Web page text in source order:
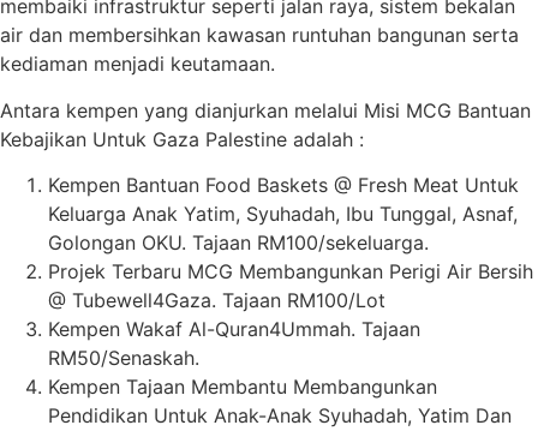
membaiki infrastruktur seperti jalan raya, sistem bekalan
air dan membersihkan kawasan runtuhan bangunan serta
kediaman menjadi keutamaan.
Antara kempen yang dianjurkan melalui Misi MCG Bantuan
Kebajikan Untuk Gaza Palestine adalah :
Kempen Bantuan Food Baskets @ Fresh Meat Untuk
Keluarga Anak Yatim, Syuhadah, Ibu Tunggal, Asnaf,
Golongan OKU. Tajaan RM100/sekeluarga.
Projek Terbaru MCG Membangunkan Perigi Air Bersih
@ Tubewell4Gaza. Tajaan RM100/Lot
Kempen Wakaf Al-Quran4Ummah. Tajaan
RM50/Senaskah.
Kempen Tajaan Membantu Membangunkan
Pendidikan Untuk Anak-Anak Syuhadah, Yatim Dan